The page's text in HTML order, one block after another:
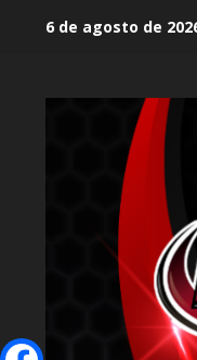
6 de agosto de